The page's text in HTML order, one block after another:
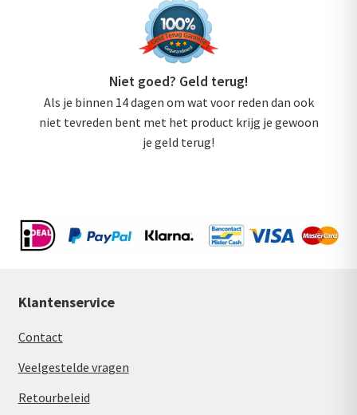
Niet goed? Geld terug!
Als je binnen 14 dagen om wat voor reden dan ook
niet tevreden bent met het product krijg je gewoon
je geld terug!
Klantenservice
Contact
Veelgestelde vragen
Retourbeleid